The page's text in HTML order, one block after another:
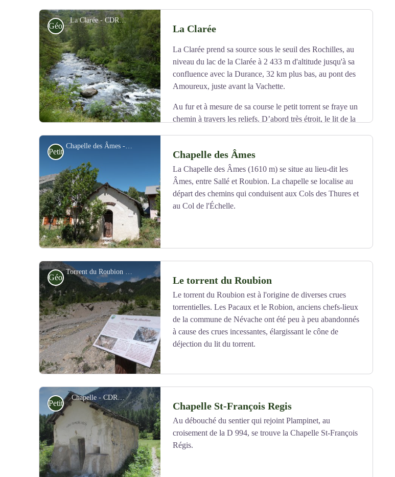
La Clarée - CDRP05
Voir l'image en plein écran
Géologie La Clarée
La Clarée prend sa source sous le seuil des Rochilles, au
niveau du lac de la Clarée à 2 433 m d'altitude jusqu'à sa
confluence avec la Durance, 32 km plus bas, au pont des
Amoureux, juste avant la Vachette.
Au fur et à mesure de sa course le petit torrent se fraye un
chemin à travers les reliefs. D’abord très étroit, le lit de la
rapides et cascades dont la plus emblématique se trouve à Fontcouverte (6 km après Névache).
Repaires des truites fario, cette rivière d’argent, aux eaux sans pareil est le paradis des pêcheurs.
Elle figure parmi les rivières les plus poissonneuses et les plus captivantes qui soient. Beaucoup
la classe comme « La » rivière des Hautes-Alpes.
Source:www.nevache-tourisme.fr
Chapelle des Âmes - CDRP05
Voir l'image en plein écran
Petit patrimoine Chapelle des Âmes
La Chapelle des Âmes (1610 m) se situe au lieu-dit les
Âmes, entre Sallé et Roubion. La chapelle se localise au
départ des chemins qui conduisent aux Cols des Thures et
au Col de l'Échelle.
Torrent du Roubion - CDRP05
Voir l'image en plein écran
Géologie Le torrent du Roubion
Le torrent du Roubion est à l'origine de diverses crues
torrentielles. Les Pacaux et le Robion, anciens chefs-lieux
de la commune de Névache ont été peu à peu abandonnés
à cause des crues incessantes, élargissant le cône de
déjection du lit du torrent.
Chapelle - CDRP05
Petit patrimoine Chapelle St-François Regis
Au débouché du sentier qui rejoint Plampinet, au
croisement de la D 994, se trouve la Chapelle St-François
Régis.